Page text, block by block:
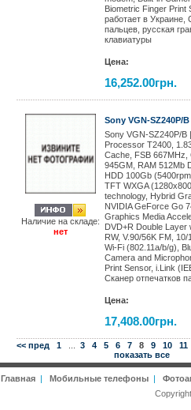
Biometric Finger Print
работает в Украине,
пальцев, русская
клавиатуры
Цена:
16,252.00грн.
Наличие на складе:
нет
Sony VGN-SZ240P/B
Sony VGN-SZ240P/B
Processor T2400,
Cache, FSB 667MHz,
945GM, RAM 512Mb
HDD 100Gb
TFT WXGA
technology, Hybrid
NVIDIA GeForce Go
Graphics Media
DVD+R Double Layer
RW, V.90/56K FM, 10/
Wi-Fi (802.11a/b/g),
Camera and
Print Sensor, i.Link
Сканер отпечатков
Цена:
17,408.00грн.
<< пред 1 3 4 5 6 7 8 9 10 11
показать все
Главная| Мобильные телефоны|